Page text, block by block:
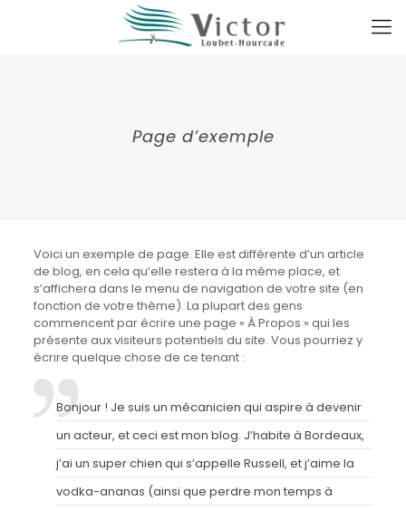
Page d’exemple
Voici un exemple de page. Elle est différente d’un article
de blog, en cela qu’elle restera à la même place, et
s’affichera dans le menu de navigation de votre site (en
fonction de votre thème). La plupart des gens
commencent par écrire une page « À Propos » qui les
présente aux visiteurs potentiels du site. Vous pourriez y
écrire quelque chose de ce tenant :
Bonjour ! Je suis un mécanicien qui aspire à devenir
un acteur, et ceci est mon blog. J’habite à Bordeaux,
j’ai un super chien qui s’appelle Russell, et j’aime la
vodka-ananas (ainsi que perdre mon temps à